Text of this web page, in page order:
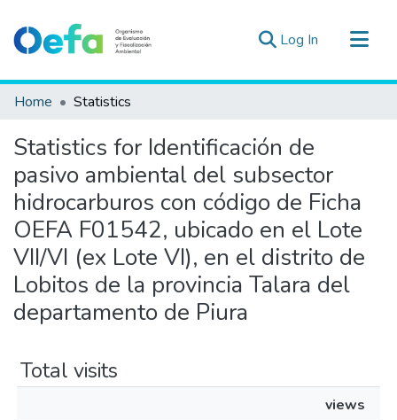
Log In (current)
Communities & Collections
Estad. Externas
Guias ▾
Home Statistics
Statistics for Identificación de
pasivo ambiental del subsector
hidrocarburos con código de Ficha
OEFA F01542, ubicado en el Lote
VII/VI (ex Lote VI), en el distrito de
Lobitos de la provincia Talara del
departamento de Piura
Total visits
views